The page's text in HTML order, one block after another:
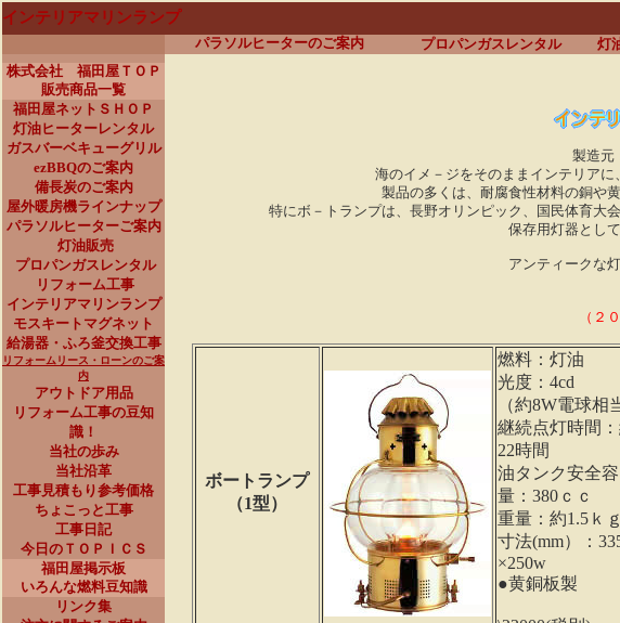
インテリアマリンランプ
パラソルヒーターのご案内 プロパンガスレンタル 灯
株式会社 福田屋ＴＯＰ
販売商品一覧
福田屋ネットＳＨＯＰ
灯油ヒーターレンタル
ガスバーベキューグリル
ezBBQのご案内
備長炭のご案内
屋外暖房機ラインナップ
パラソルヒーターご案内
灯油販売
プロパンガスレンタル
リフォーム工事
インテリアマリンランプ
モスキートマグネット
給湯器・ふろ釜交換工事
リフォームリース・ローンのご案
内
アウトドア用品
リフォーム工事の豆知
識！
当社の歩み
当社沿革
工事見積もり参考価格
ちょこっと工事
工事日記
今日のＴＯＰＩＣＳ
福田屋掲示板
いろんな燃料豆知識
リンク集
製造元
海のイメ－ジをそのままインテリアに
製品の多くは、耐腐食性材料の銅や
特にボ－トランプは、長野オリンピック、国民体育大
保存用灯器とし
アンティークな
（２
ボートランプ
（1型）
燃料：灯油
光度：4cd
（約8W電球相
継続点灯時間
22時間
油タンク安全容
量：380ｃｃ
重量：約1.5ｋｇ
寸法(mm）：
×250w
●黄銅板製